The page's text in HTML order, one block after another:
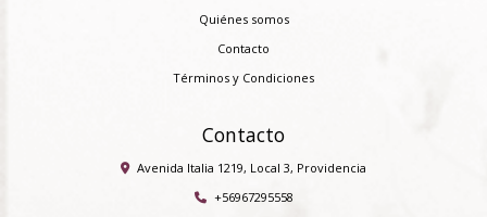
Quiénes somos
Contacto
Términos y Condiciones
Contacto
Avenida Italia 1219, Local 3, Providencia
+56967295558